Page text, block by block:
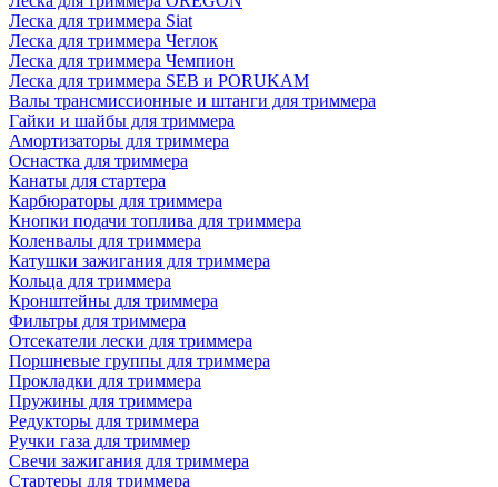
Леска для триммера Siat
Леска для триммера Чеглок
Леска для триммера Чемпион
Леска для триммера SEB и PORUKAM
Валы трансмиссионные и штанги для триммера
Гайки и шайбы для триммера
Амортизаторы для триммера
Оснастка для триммера
Канаты для стартера
Карбюраторы для триммера
Кнопки подачи топлива для триммера
Коленвалы для триммера
Катушки зажигания для триммера
Кольца для триммера
Кронштейны для триммера
Фильтры для триммера
Отсекатели лески для триммера
Поршневые группы для триммера
Прокладки для триммера
Пружины для триммера
Редукторы для триммера
Ручки газа для триммер
Свечи зажигания для триммера
Стартеры для триммера